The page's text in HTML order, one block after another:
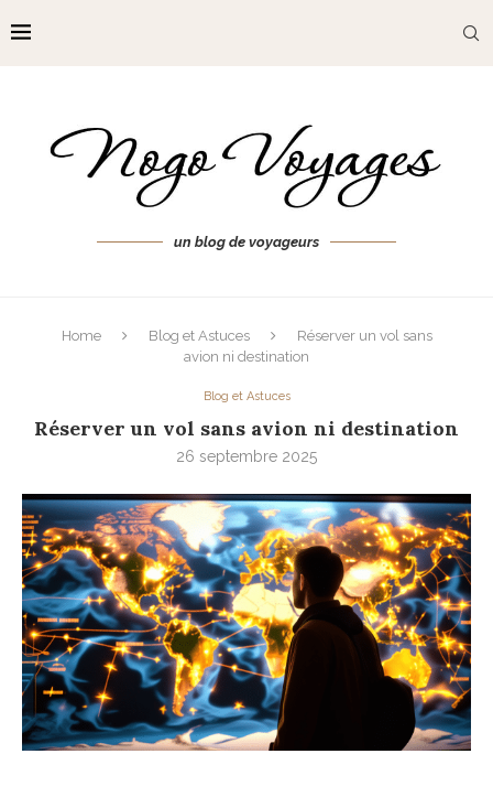
un blog de voyageurs
Home Blog et Astuces
Réserver un vol sans
avion ni destination
Blog et Astuces
Réserver un vol sans avion ni destination
26 septembre 2025